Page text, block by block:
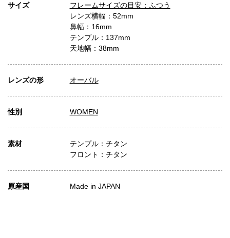
サイズ
フレームサイズの目安：ふつう
レンズ横幅：52mm
鼻幅：16mm
テンプル：137mm
天地幅：38mm
レンズの形 オーバル
性別 WOMEN
素材
テンプル：チタン
フロント：チタン
原産国 Made in JAPAN